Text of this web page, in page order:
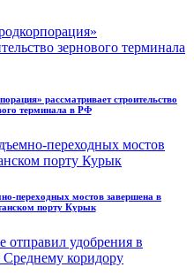
рассматривает строительство
терминала в РФ
переходных мостов завершена в
порту Курык